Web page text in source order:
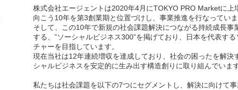
株式会社エージェントは2020年4月にTOKYO PRO Marketに上
向こう10年を第3創業期と位置づけし、事業推進を行なっていま
そして、この10年で新規の社会課題解決につながる持続成長事
する、”ソーシャルビジネス300”を掲げており、日本を代表す
チャーを目指しています。
現在当社は12年連続増収を達成しており、社会の困ったを解決
シャルビジネスを安定的に生み出す構造創りに取り組んでいます
私たちは社会課題を以下の7つにセグメントし、解決に向けて